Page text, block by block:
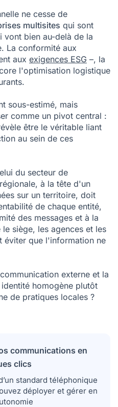
ne cesse de
multisites qui sont
vont bien au-delà de la
La conformité aux
aux exigences ESG –, la
l'optimisation logistique
sous-estimé, mais
comme un pivot central :
être le véritable liant
au sein de ces
du secteur de
à la tête d'un
sur un territoire, doit
de chaque entité,
des messages et à la
siège, les agences et les
éviter que l'information ne
externe et la
homogène plutôt
de pratiques locales ?
communications en
clics
standard téléphonique
déployer et gérer en